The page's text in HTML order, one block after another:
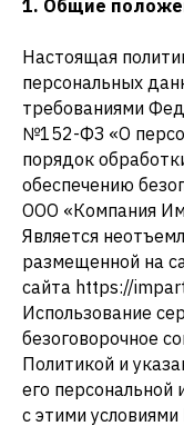
1. Общие
Настоящая
персональных
требованиями
№152-ФЗ «О
порядок
обеспечению
ООО «Компания
Является
размещенной на
сайта https://
Использование
безоговорочное
Политикой и
его персональной
с этими